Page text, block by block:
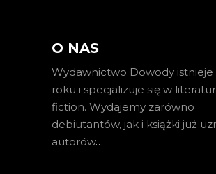
O NAS
Wydawnictwo Dowody istnieje
roku i specjalizuje się w
fiction. Wydajemy zarówno
debiutantów, jak i książki już
autorów…